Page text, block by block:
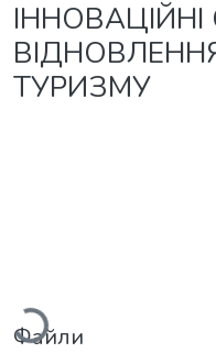
ТУРИЗМУ
Вантажиться...
Файли